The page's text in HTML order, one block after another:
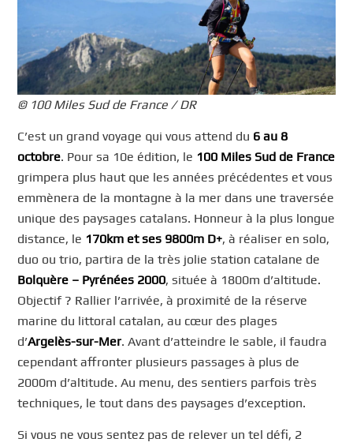
© 100 Miles Sud de France / DR
C’est un grand voyage qui vous attend du 6 au 8
octobre. Pour sa 10e édition, le 100 Miles Sud de France
grimpera plus haut que les années précédentes et vous
emmènera de la montagne à la mer dans une traversée
unique des paysages catalans. Honneur à la plus longue
distance, le 170km et ses 9800m D+, à réaliser en solo,
duo ou trio, partira de la très jolie station catalane de
Bolquère – Pyrénées 2000, située à 1800m d’altitude.
Objectif ? Rallier l’arrivée, à proximité de la réserve
marine du littoral catalan, au cœur des plages
d’Argelès-sur-Mer. Avant d’atteindre le sable, il faudra
cependant affronter plusieurs passages à plus de
2000m d’altitude. Au menu, des sentiers parfois très
techniques, le tout dans des paysages d’exception.
Si vous ne vous sentez pas de relever un tel défi, 2